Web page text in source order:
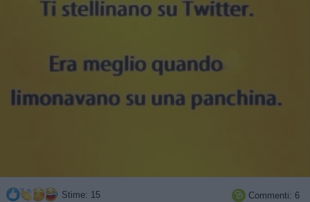
Stime: 15  Commenti: 6